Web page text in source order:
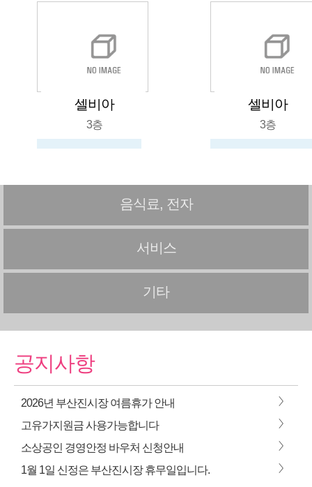
셀비아
3층
셀비아
3층
음식료, 전자
서비스
기타
공지사항
2026년 부산진시장 여름휴가 안내 >
고유가지원금 사용가능합니다 >
소상공인 경영안정 바우처 신청안내 >
1월 1일 신정은 부산진시장 휴무일입니다. >